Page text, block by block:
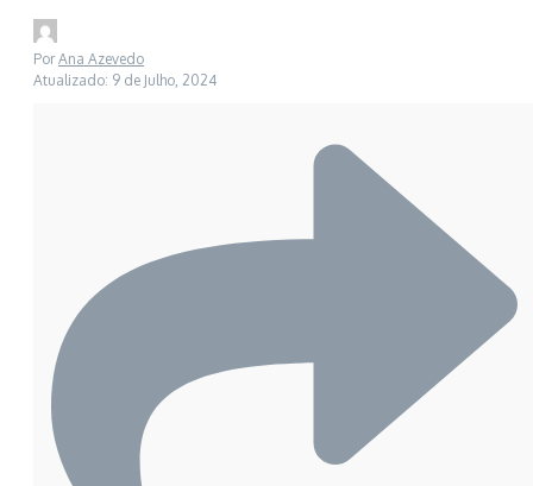
PorAna Azevedo
Atualizado: 9 de Julho, 2024